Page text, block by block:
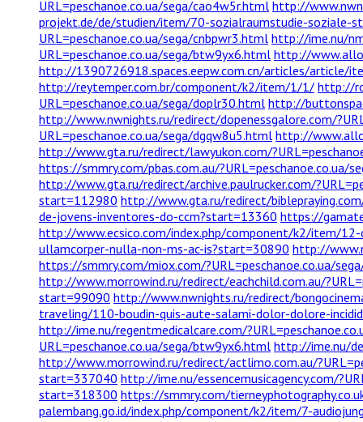
URL=peschanoe.co.ua/sega/cao4w5r.html http://
projekt.de/de/studien/item/70-sozialraumstudie-soziale-
URL=peschanoe.co.ua/sega/cnbpwr3.html http://ime.nu/
URL=peschanoe.co.ua/sega/btw9yx6.html http://
http://1390726918.spaces.eepw.com.cn/articles/article/
http://reytemper.com.br/component/k2/item/1/1/ http://
URL=peschanoe.co.ua/sega/doplr30.html http://
http://www.nwnights.ru/redirect/dopenessgalore.com/
URL=peschanoe.co.ua/sega/dgqw8u5.html http://
http://www.gta.ru/redirect/lawyukon.com/
https://smmry.com/pbas.com.au/?URL=peschanoe.co.ua/
http://www.gta.ru/redirect/archive.paulrucker.com/
start=112980 http://www.gta.ru/redirect/
de-jovens-inventores-do-ccm?start=13360 https://
http://www.ecsico.com/index.php/component/k2/item/
ullamcorper-nulla-non-ms-ac-is?start=30890 http://
https://smmry.com/miox.com/?URL=peschanoe.co.ua/
http://www.morrowind.ru/redirect/eachchild.com.au/
start=99090 http://www.nwnights.ru/redirect/
traveling/110-boudin-quis-aute-salami-dolor-dolore-
http://ime.nu/regentmedicalcare.com/
URL=peschanoe.co.ua/sega/btw9yx6.html http://ime.nu/
http://www.morrowind.ru/redirect/actlimo.com.au/
start=337040 http://ime.nu/essencemusicagency.com/
start=318300 https://smmry.com/
palembang.go.id/index.php/component/k2/item/7-